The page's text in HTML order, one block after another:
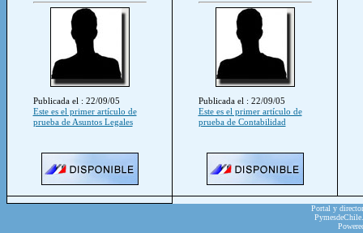
Publicada el : 22/09/05
Este es el primer artículo de
prueba de Asuntos Legales
Publicada el : 22/09/05
Este es el primer artículo de
prueba de Contabilidad
Portal y